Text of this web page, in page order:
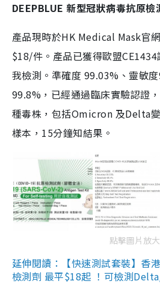
DEEPBLUE 新型冠狀病毒抗原檢
產品現時於HK Medical Mask官
$18/件。產品已獲得歐盟
我檢測。準確度 99.03%、靈敏
99.8%，已經通過臨床實驗認證
種毒株，包括Omicron 及Delta
樣本，15分鐘知結果。
點擊圖片放大
延伸閱讀：【快速測試套裝】香
檢測劑 最平$18起 ！可檢測